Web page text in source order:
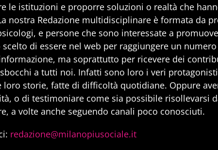
le istituzioni e proporre soluzioni o realtà che
nostra Redazione multidisciplinare è formata da
e persone che sono interessate a
di essere nel web per raggiungere un
ma soprattutto per ricevere dei
a tutti noi. Infatti sono loro i veri
loro storie, fatte di difficoltà quotidiane. Oppure
o di testimoniare come sia possibile risollevarsi
a volte anche seguendo canali poco conosciuti.
redazione@milanopiusociale.it